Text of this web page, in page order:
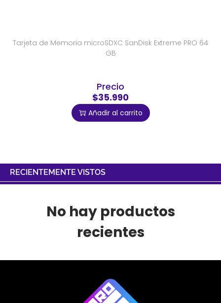
Tarjeta de Memoria microSDXC SanDisk Extreme PRO 64
GB
Precio
$35.990
Añadir al carrito
RECIENTEMENTE VISTOS
No hay productos
recientes